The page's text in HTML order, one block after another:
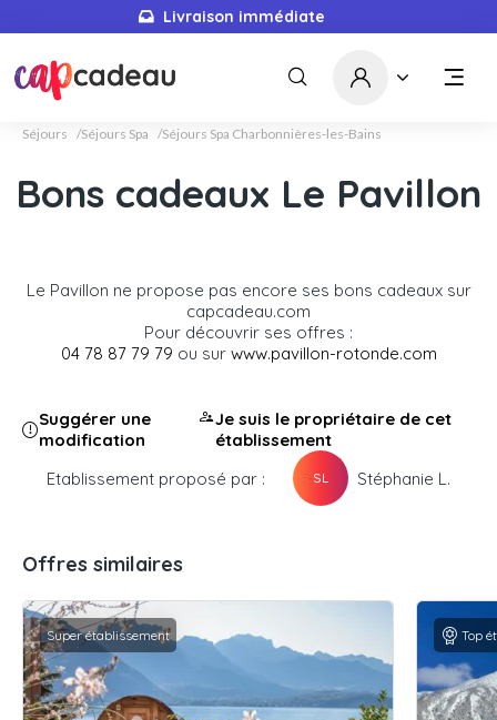
Livraison immédiate
Séjours Séjours Spa Séjours Spa Charbonnières-les-Bains
Bons cadeaux Le Pavillon
Le Pavillon ne propose pas encore ses bons cadeaux sur
capcadeau.com
Pour découvrir ses offres :
04 78 87 79 79 ou sur www.pavillon-rotonde.com
Suggérer une
modification
Je suis le propriétaire de cet
établissement
Etablissement proposé par :
SL Stéphanie L.
Offres similaires
Super établissement Top